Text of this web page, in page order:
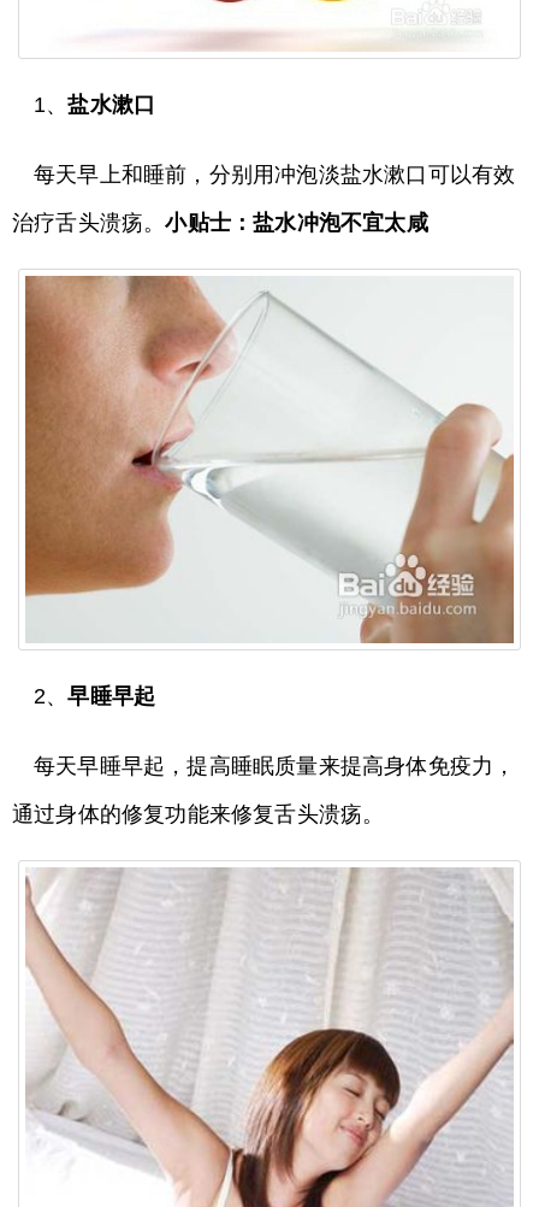
1、盐水漱口
每天早上和睡前，分别用冲泡淡盐水漱口可以有效
治疗舌头溃疡。小贴士：盐水冲泡不宜太咸
2、早睡早起
每天早睡早起，提高睡眠质量来提高身体免疫力，
通过身体的修复功能来修复舌头溃疡。